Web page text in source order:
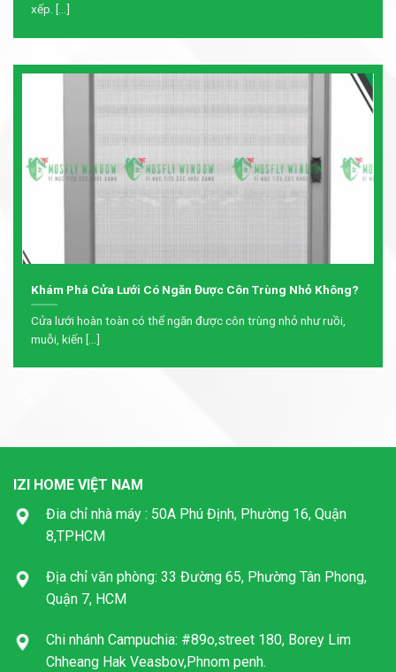
xếp. [...]
Khám Phá Cửa Lưới Có Ngăn Được Côn Trùng Nhỏ Không?
Cửa lưới hoàn toàn có thể ngăn được côn trùng nhỏ như ruồi,
muỗi, kiến [...]
IZI HOME VIỆT NAM
Đia chỉ nhà máy : 50A Phú Định, Phường 16, Quận
8,TPHCM
Địa chỉ văn phòng: 33 Đường 65, Phường Tân Phong,
Quận 7, HCM
Chi nhánh Campuchia: #89o,street 180, Borey Lim
Chheang Hak Veasbov,Phnom penh.